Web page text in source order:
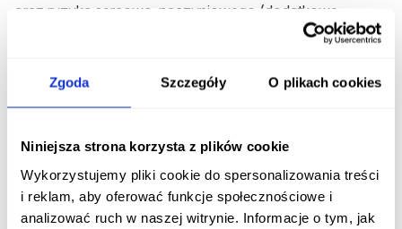
Zgoda Szczegóły O plikach cookies
Niniejsza strona korzysta z plików cookie
Wykorzystujemy pliki cookie do spersonalizowania treści
i reklam, aby oferować funkcje społecznościowe i
analizować ruch w naszej witrynie. Informacje o tym, jak
oraz ryzyka sercowo-naczyniowego (dodatkowe
nieprawidłowości, które predysponują do rozwoju chorób
czy hipercholesterolemia).
Do dyspozycji mamy
ACEI(inhibitory konwertazy angiotensyny) lub
(antagoniści receptora angiotensynowego),B blokery
(leki adrenolityczne),Ca blokery(blokery kanałów
wapniowych) oraz diuretyki tiazydowe i